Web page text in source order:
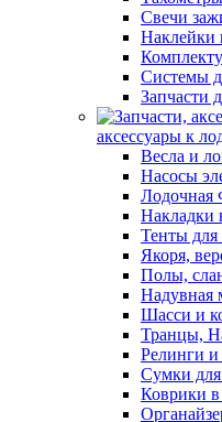
Свечи
Наклейки
Системы
Запчасти
аксессуары к
Весла и
Насосы
Лодочная
Накладки
Тенты для
Якоря,
Полы,
Надувная
Шасси и
Транцы,
Релинги и
Сумки
Коврики в